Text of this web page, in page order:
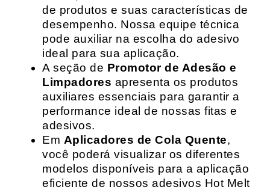
de produtos e suas características de
desempenho. Nossa equipe técnica
pode auxiliar na escolha do adesivo
ideal para sua aplicação.
A seção de Promotor de Adesão e
Limpadores apresenta os produtos
auxiliares essenciais para garantir a
performance ideal de nossas fitas e
adesivos.
Em Aplicadores de Cola Quente,
você poderá visualizar os diferentes
modelos disponíveis para a aplicação
eficiente de nossos adesivos Hot Melt